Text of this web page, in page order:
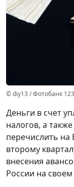
© diy13 / Фотобанк
Деньги в счет
налогов, а
перечислить на
второму
внесения
России на своем